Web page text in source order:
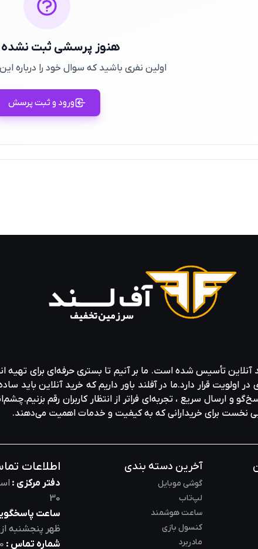
هنوز پرسشی ثبت
اولین نفری باشید که سوال خود را درباره
ورود و ثبت پرسش
تأسیس شده است. ما بر آنیم تا بستری حرفه‌ای برای تهیه‌
قرار دارد.ما در آفلند باور داریم که خرید آنلاین باید
و ارسال سریع ، تجربه‌ای فراتر از انتظار کاربران رقم
نخست برای خریدارانی که به کیفیت و خدمات اهمیت می‌دهند.
آخرین دسته بندی
گوشی موبایل
لپ‌تاب
ساعت هوشمند
کنسول بازی
مادربرد
اطلاعات
دفتر مرکزی :
30
ساعت
ظهر پنجشنبه
شماره تماس :